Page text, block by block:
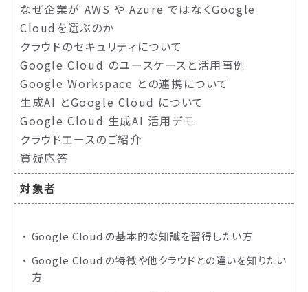
なぜ企業が AWS や Azure ではなくGoogle
Cloudを選ぶのか
クラウドのセキュリティについて
Google Cloud のユースケースと活用事例
Google Workspace との連携について
生成AI とGoogle Cloud について
Google Cloud 生成AI 活用デモ
クラウドエースのご紹介
質疑応答
対象者
Google Cloud の基本的な知識を習得したい方
Google Cloud の特徴や他クラウドとの違いを知りたい
方